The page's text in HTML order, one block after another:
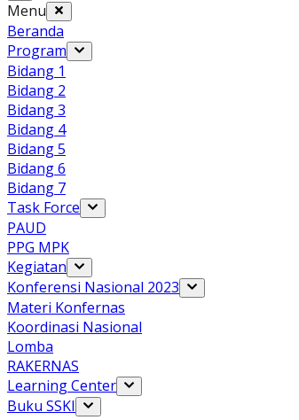
Menu
Beranda
Program
Bidang 1
Bidang 2
Bidang 3
Bidang 4
Bidang 5
Bidang 6
Bidang 7
Task Force
PAUD
PPG MPK
Kegiatan
Konferensi Nasional 2023
Materi Konfernas
Koordinasi Nasional
Lomba
RAKERNAS
Learning Center
Buku SSKI